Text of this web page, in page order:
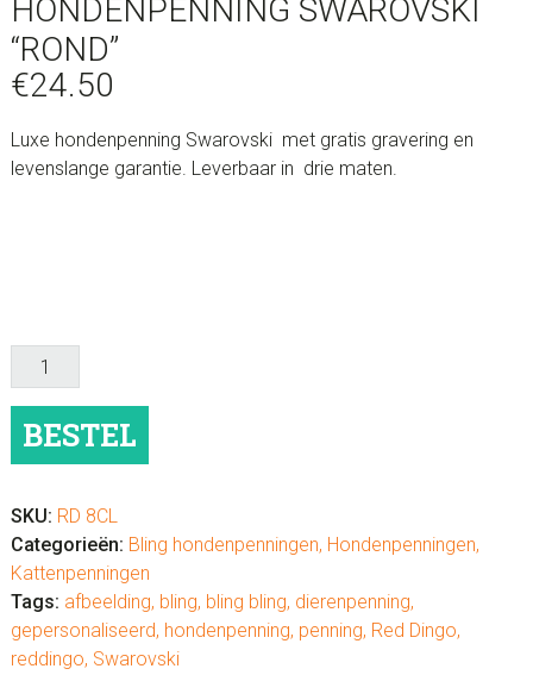
HONDENPENNING SWAROVSKI
“ROND”
€24.50
Luxe hondenpenning Swarovski met gratis gravering en
levenslange garantie. Leverbaar in drie maten.
Hondenpenning
Swarovski
aantal
BESTEL
SKU: RD 8CL
Categorieën: Bling hondenpenningen, Hondenpenningen,
Kattenpenningen
Tags: afbeelding, bling, bling bling, dierenpenning,
gepersonaliseerd, hondenpenning, penning, Red Dingo,
reddingo, Swarovski